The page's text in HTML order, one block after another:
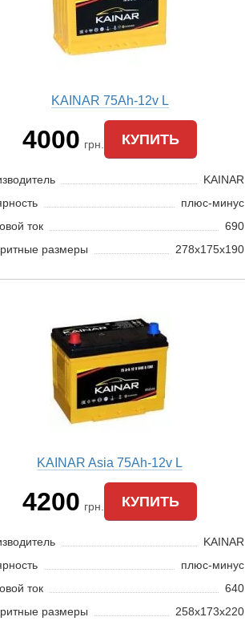
KAINAR 75Ah-12v L
4000 грн. КУПИТЬ
KAINAR
плюс-минус
ток
690
размеры
278x175x190
KAINAR Asia 75Ah-12v L
4200 грн. КУПИТЬ
KAINAR
плюс-минус
ток
640
размеры
258x173x220